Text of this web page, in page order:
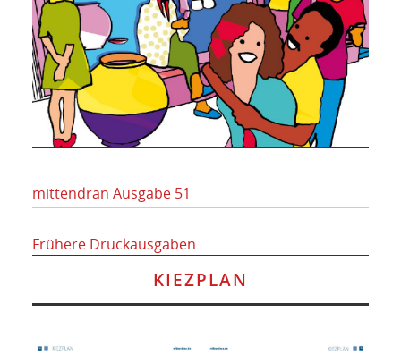
mittendran Ausgabe 51
Frühere Druckausgaben
KIEZPLAN